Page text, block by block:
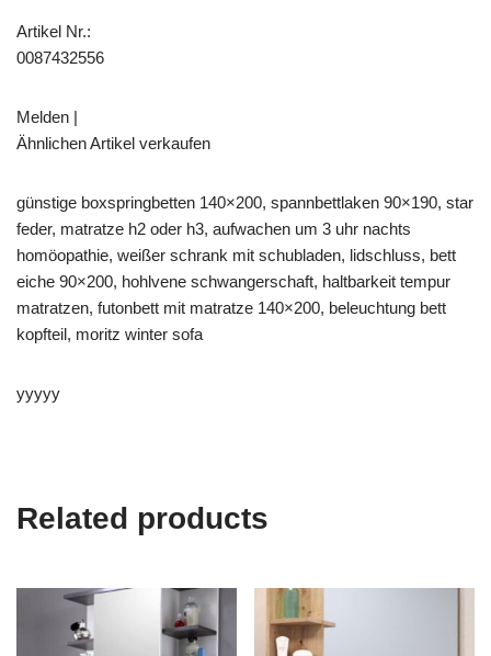
Artikel Nr.:
0087432556
Melden |
Ähnlichen Artikel verkaufen
günstige boxspringbetten 140×200, spannbettlaken 90×190, star
feder, matratze h2 oder h3, aufwachen um 3 uhr nachts
homöopathie, weißer schrank mit schubladen, lidschluss, bett
eiche 90×200, hohlvene schwangerschaft, haltbarkeit tempur
matratzen, futonbett mit matratze 140×200, beleuchtung bett
kopfteil, moritz winter sofa
yyyyy
Related products